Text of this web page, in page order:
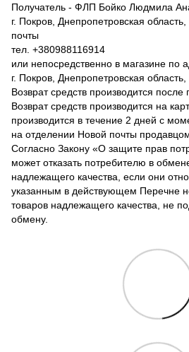
Получатель - ФЛП Бойко Людмила
г. Покров, Днепропетровская
почты
тел. +380988116914
или непосредственно в магазине по
г. Покров, Днепропетровская
Возврат средств производится после
Возврат средств производится на
производится в течение 2 дней с
на отделении Новой почты
Согласно Закону «О защите прав
может отказать потребителю в
надлежащего качества, если они
указанным в действующем Перечне
товаров надлежащего качества, не
обмену.